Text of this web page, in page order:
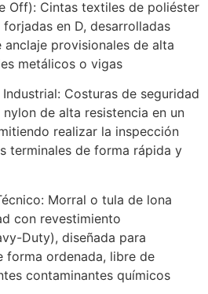
Off): Cintas textiles de poliéster
en D, desarrolladas
provisionales de alta
metálicos o vigas
Costuras de seguridad
de alta resistencia en un
realizar la inspección
terminales de forma rápida y
Morral o tula de lona
con revestimiento
Duty), diseñada para
forma ordenada, libre de
contaminantes químicos